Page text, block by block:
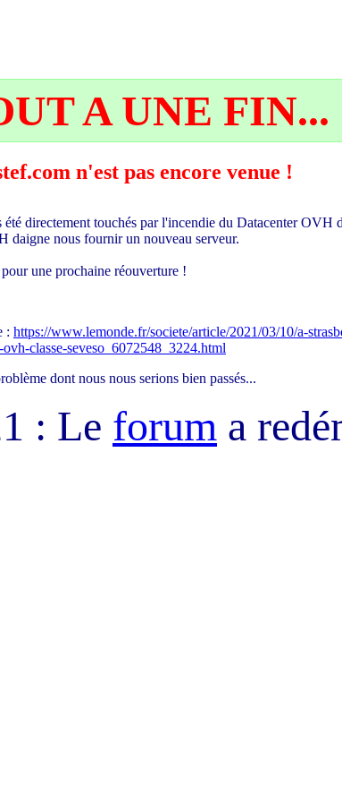
A UNE FIN...
n'est pas encore venue !
directement touchés par l'incendie du Datacenter OVH
daigne nous fournir un nouveau serveur.
une prochaine réouverture !
: https://www.lemonde.fr/societe/article/2021/03/10/a-
classe-seveso_6072548_3224.html
dont nous nous serions bien passés...
: Le forum a